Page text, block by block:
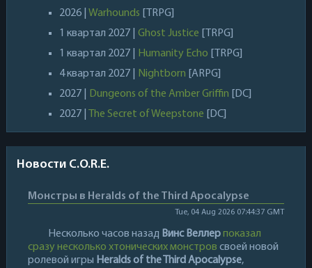
2026 | Warhounds
[TRPG]
1 квартал 2027 | Ghost Justice
[TRPG]
1 квартал 2027 | Humanity Echo
[TRPG]
4 квартал 2027 | Nightborn [ARPG]
2027 | Dungeons of the Amber Griffin
[DC]
2027 |
The Secret of Weepstone [DC]
Новости C.O.R.E.
Монстры в Heralds of the Third Apocalypse
Tue, 04 Aug 2026 07:44:37 GMT
Несколько часов назад Винс Веллер показал
сразу несколько хтонических монстров своей новой
ролевой игры Heralds of the Third Apocalypse,